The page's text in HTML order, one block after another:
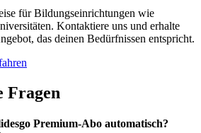
für Bildungseinrichtungen wie
Kontaktiere uns und erhalte
das deinen Bedürfnissen entspricht.
Fragen
Premium-Abo automatisch?